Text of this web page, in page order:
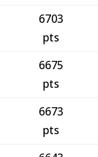
6703
pts
6675
pts
6673
pts